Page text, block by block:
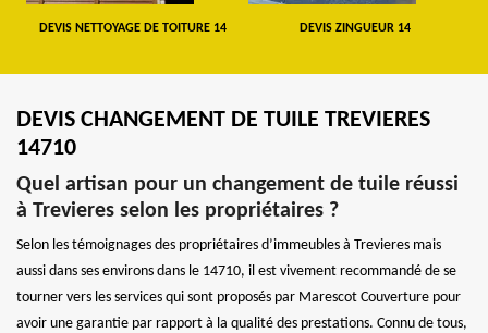
DEVIS NETTOYAGE DE TOITURE 14 DEVIS ZINGUEUR 14
DEVIS CHANGEMENT DE TUILE TREVIERES
14710
Quel artisan pour un changement de tuile réussi
à Trevieres selon les propriétaires ?
Selon les témoignages des propriétaires d’immeubles à Trevieres mais
aussi dans ses environs dans le 14710, il est vivement recommandé de se
tourner vers les services qui sont proposés par Marescot Couverture pour
avoir une garantie par rapport à la qualité des prestations. Connu de tous,